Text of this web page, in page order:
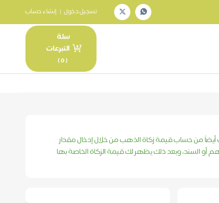
تسجيل دخول | إنشاء حساب
سلة
التبرعات
(
0
)
أيضاً من حساب قيمة زكاة الذهب من خلال إدخال مقدار
أو السند، وبعد ذلك يظهر لك قيمة الزكاة الخاصة بها